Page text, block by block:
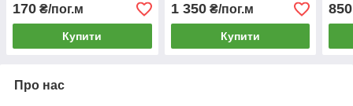
170 ₴/пог.м
Купити
1 350₴/пог.м
Купити
850
Про нас